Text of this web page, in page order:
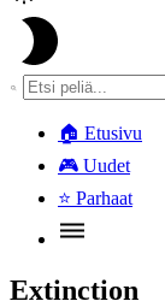
🏠 Etusivu
🎮 Uudet
⭐ Parhaat
Extinction